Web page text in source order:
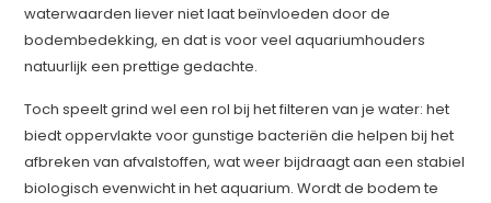
waterwaarden liever niet laat beïnvloeden door de
bodembedekking, en dat is voor veel aquariumhouders
natuurlijk een prettige gedachte.
Toch speelt grind wel een rol bij het filteren van je water: het
biedt oppervlakte voor gunstige bacteriën die helpen bij het
afbreken van afvalstoffen, wat weer bijdraagt aan een stabiel
biologisch evenwicht in het aquarium. Wordt de bodem te